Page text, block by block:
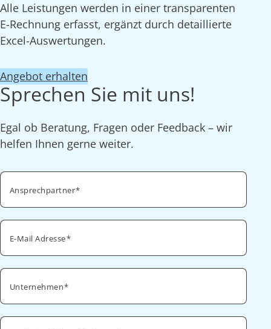
Alle Leistungen werden in einer transparenten
E-Rechnung erfasst, ergänzt durch detaillierte
Excel-Auswertungen.
Angebot erhalten
Sprechen Sie mit uns!
Egal ob Beratung, Fragen oder Feedback – wir
helfen Ihnen gerne weiter.
Ansprechpartner
E-Mail Adresse
Unternehmen